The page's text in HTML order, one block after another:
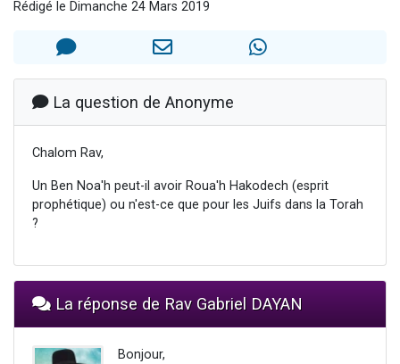
Ariel vient de donner son Maasser
Il reste 49 places pour étudier en groupe sur Zoom
6 personnes viennent de faire un don pour 5 enfants déjà orphelins risquent de perdre leur maman
3 personnes viennent de nous rejoindre sur WhatsApp
Rédigé le Dimanche 24 Mars 2019
La question de Anonyme
Chalom Rav,
Un Ben Noa'h peut-il avoir Roua'h Hakodech (esprit
prophétique) ou n'est-ce que pour les Juifs dans la Torah
?
La réponse de Rav Gabriel DAYAN
Bonjour,